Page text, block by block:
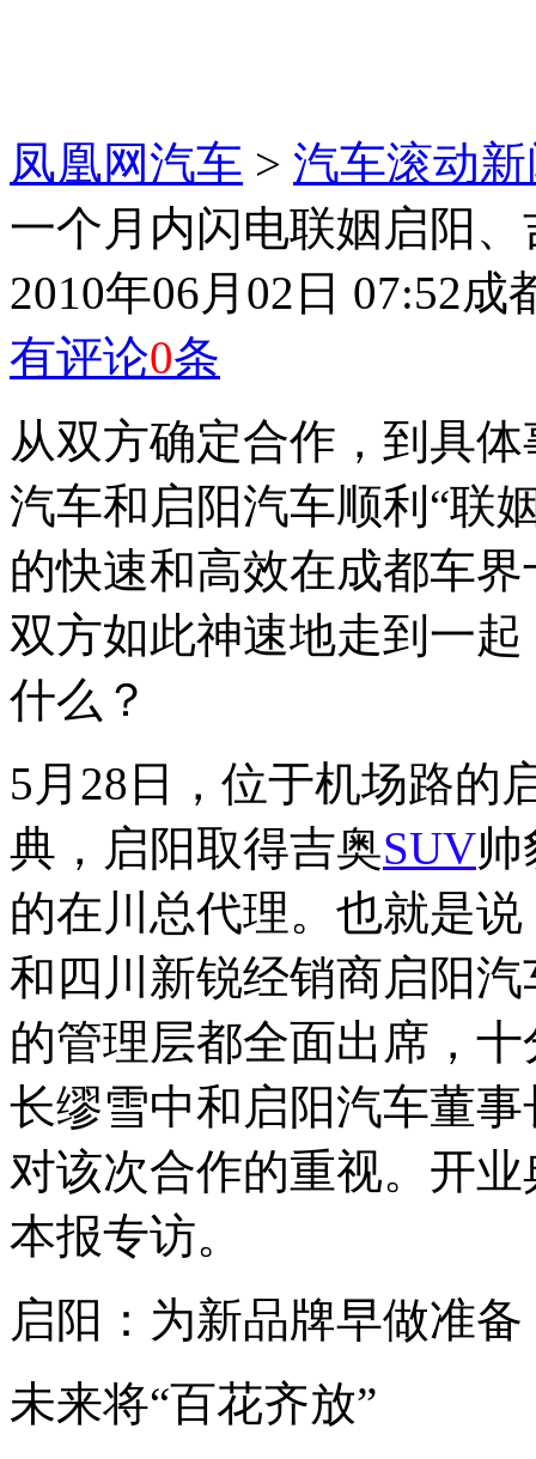
凤凰网汽车 > 汽车滚动
一个月内闪电联姻启阳
2010年06月02日 07:52成
有评论0条
从双方确定合作，到具
汽车和启阳汽车顺利“联
的快速和高效在成都车
双方如此神速地走到一
什么？
5月28日，位于机场路的
典，启阳取得吉奥SUV
的在川总代理。也就是
和四川新锐经销商启阳
的管理层都全面出席，
长缪雪中和启阳汽车董
对该次合作的重视。开
本报专访。
启阳：为新品牌早做准备
未来将“百花齐放”